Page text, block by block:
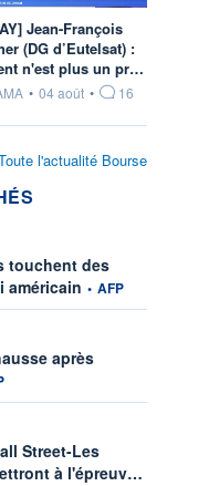
Jean-François
(DG d’Eutelsat) :
n'est plus un pr…
fournie par
• 04 août • 16
touchent des
américain information fournie par
• AFP
après
fournie par
Street-Les
à l'épreuv…
l'actualité Bourse